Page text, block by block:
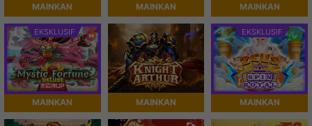
MAINKAN MAINKAN MAINKAN
EKSKLUSIF
MAINKAN MAINKAN
EKSKLUSIF
MAINKAN